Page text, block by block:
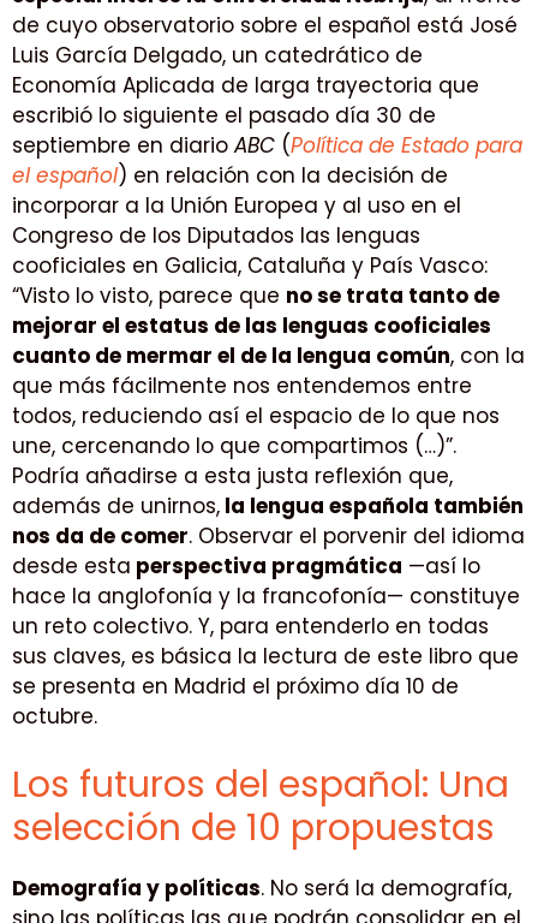
de cuyo observatorio sobre el español está José
Luis García Delgado, un catedrático de
Economía Aplicada de larga trayectoria que
escribió lo siguiente el pasado día 30 de
septiembre en diarioABC (Política de Estado para
el español) en relación con la decisión de
incorporar a la Unión Europea y al uso en el
Congreso de los Diputados las lenguas
cooficiales en Galicia, Cataluña y País Vasco:
“Visto lo visto, parece que no se trata tanto de
mejorar el estatus de las lenguas cooficiales
cuanto de mermar el de la lengua común, con la
que más fácilmente nos entendemos entre
todos, reduciendo así el espacio de lo que nos
une, cercenando lo que compartimos (…)”.
Podría añadirse a esta justa reflexión que,
además de unirnos, la lengua española también
nos da de comer. Observar el porvenir del idioma
desde esta perspectiva pragmática —así lo
hace la anglofonía y la francofonía— constituye
un reto colectivo. Y, para entenderlo en todas
sus claves, es básica la lectura de este libro que
se presenta en Madrid el próximo día 10 de
octubre.
Los futuros del español: Una
selección de 10 propuestas
Demografía y políticas. No será la demografía,